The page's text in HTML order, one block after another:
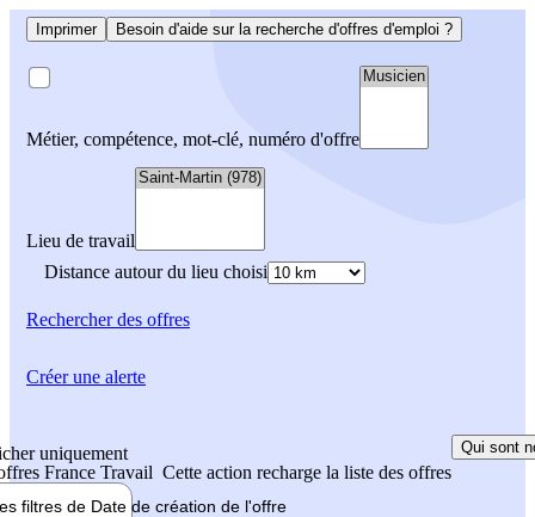
Imprimer Besoin d'aide sur la recherche d'offres d'emploi ?
Métier, compétence, mot-clé, numéro d'offre
Lieu de travail
Distance autour du lieu choisi
Rechercherdes offres
uniquement
France Travail Cette action recharge la liste des offres
Qui sont
filtres de Date de création de l'offre
Créer une alerte